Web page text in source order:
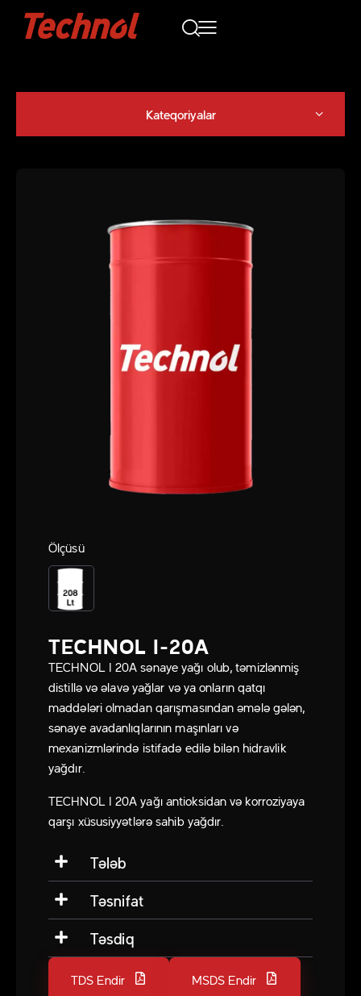
TECHNOL I-20A
TECHNOL I 20A sənaye yağı olub, təmizlənmiş
distillə və əlavə yağlar və ya onların qatqı
maddələri olmadan qarışmasından əmələ gələn,
sənaye avadanlıqlarının maşınları və
mexanizmlərində istifadə edilə bilən hidravlik
yağdır.
TECHNOL I 20A yağı antioksidan və korroziyaya
qarşı xüsusiyyətlərə sahib yağdır.
Tələb
Təsnifat
Təsdiq
TDS Endir MSDS Endir
Ölçüsü
Kateqoriyalar